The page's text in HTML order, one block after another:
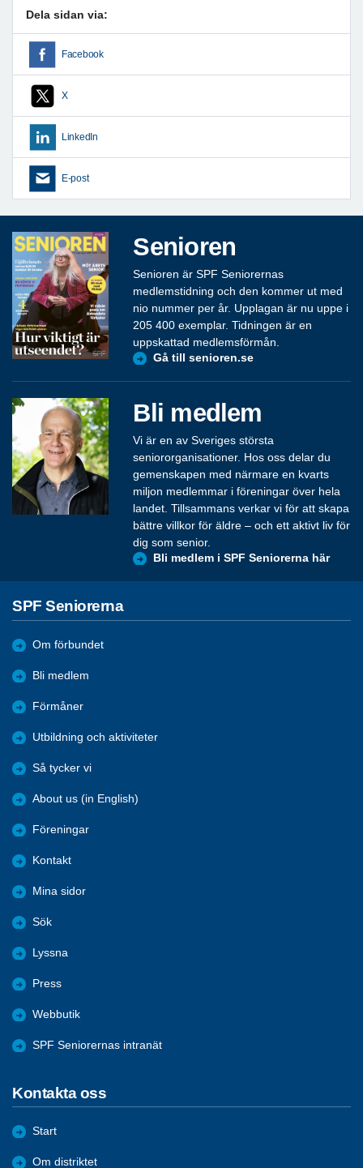
Dela sidan via:
Facebook
X
LinkedIn
E-post
Senioren
Senioren är SPF Seniorernas
medlemstidning och den kommer ut med
nio nummer per år. Upplagan är nu uppe i
205 400 exemplar. Tidningen är en
uppskattad medlemsförmån.
Gå till senioren.se
Bli medlem
Vi är en av Sveriges största
seniororganisationer. Hos oss delar du
gemenskapen med närmare en kvarts
miljon medlemmar i föreningar över hela
landet. Tillsammans verkar vi för att skapa
bättre villkor för äldre – och ett aktivt liv för
dig som senior.
Bli medlem i SPF Seniorerna här
SPF Seniorerna
Om förbundet
Bli medlem
Förmåner
Utbildning och aktiviteter
Så tycker vi
About us (in English)
Föreningar
Kontakt
Mina sidor
Sök
Lyssna
Press
Webbutik
SPF Seniorernas intranät
Kontakta oss
Start
Om distriktet